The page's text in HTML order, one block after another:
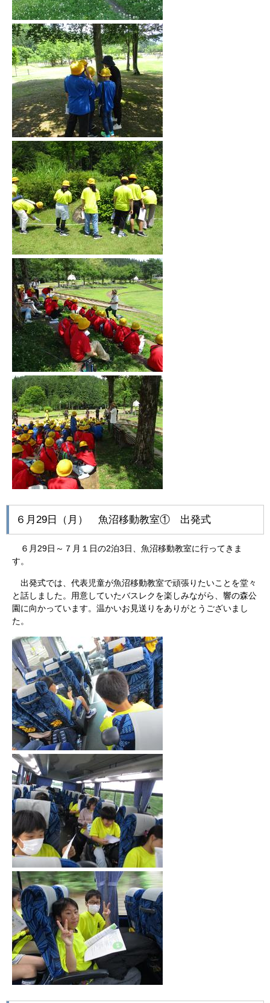
６月29日（月） 魚沼移動教室① 出発式
６月29日～７月１日の2泊3日、魚沼移動教室に行ってきま
す。
出発式では、代表児童が魚沼移動教室で頑張りたいことを堂々
と話しました。用意していたバスレクを楽しみながら、響の森公
園に向かっています。温かいお見送りをありがとうございまし
た。​​